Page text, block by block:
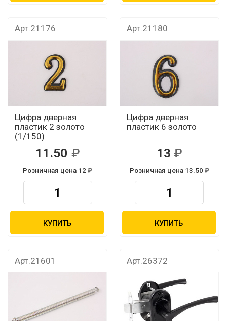
Арт.21176
Цифра дверная
пластик 2 золото
(1/150)
11.50
Розничная цена 12
КУПИТЬ
Арт.21180
Цифра дверная
пластик 6 золото
13
Розничная цена 13.50
КУПИТЬ
Арт.21601 Арт.26372